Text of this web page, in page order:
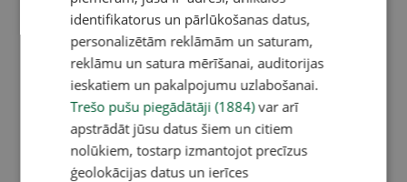
identifikatorus un pārlūkošanas datus,
personalizētām reklāmām un saturam,
reklāmu un satura mērīšanai, auditorijas
ieskatiem un pakalpojumu uzlabošanai.
Trešo pušu piegādātāji (1884)var arī
apstrādāt jūsu datus šiem un citiem
nolūkiem, tostarp izmantojot precīzus
ģeolokācijas datus un ierīces